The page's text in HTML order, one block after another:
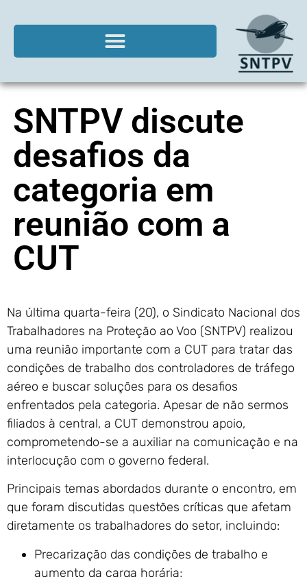
SNTPV discute
desafios da
categoria em
reunião com a
CUT
Na última quarta-feira (20), o Sindicato Nacional dos
Trabalhadores na Proteção ao Voo (SNTPV) realizou
uma reunião importante com a CUT para tratar das
condições de trabalho dos controladores de tráfego
aéreo e buscar soluções para os desafios
enfrentados pela categoria. Apesar de não sermos
filiados à central, a CUT demonstrou apoio,
comprometendo-se a auxiliar na comunicação e na
interlocução com o governo federal.
Principais temas abordados durante o encontro, em
que foram discutidas questões críticas que afetam
diretamente os trabalhadores do setor, incluindo:
Precarização das condições de trabalho e
aumento da carga horária;